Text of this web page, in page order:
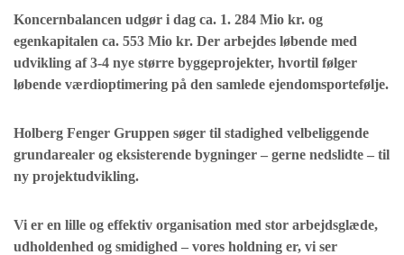
Koncernbalancen udgør i dag ca. 1. 284 Mio kr. og
egenkapitalen ca. 553 Mio kr. Der arbejdes løbende med
udvikling af 3-4 nye større byggeprojekter, hvortil følger
løbende værdioptimering på den samlede ejendomsportefølje.
Holberg Fenger Gruppen søger til stadighed velbeliggende
grundarealer og eksisterende bygninger – gerne nedslidte – til
ny projektudvikling.
Vi er en lille og effektiv organisation med stor arbejdsglæde,
udholdenhed og smidighed – vores holdning er, vi ser